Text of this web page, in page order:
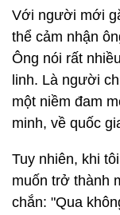
Với người mới
thể cảm nhận
Ông nói rất
linh. Là người
một niềm đam
minh, về quốc
Tuy nhiên, khi
muốn trở thành
chắn: "Qua